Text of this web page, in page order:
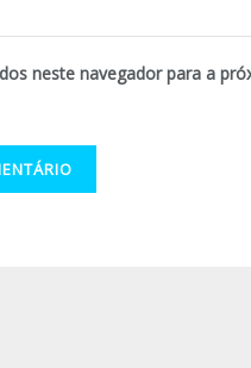
neste navegador para a